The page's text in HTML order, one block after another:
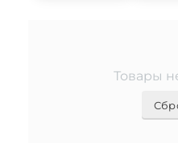
Товары